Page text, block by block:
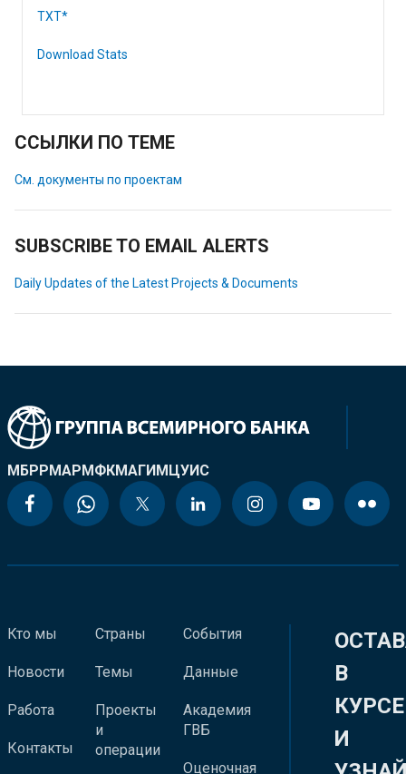
TXT*
Download Stats
ССЫЛКИ ПО ТЕМЕ
См. документы по проектам
SUBSCRIBE TO EMAIL ALERTS
Daily Updates of the Latest Projects & Documents
МБРРМАРМФКМАГИМЦУИС
Кто мы
Новости
Работа
Контакты
Страны
Темы
Проекты
и
операции
События
Данные
Академия
ГВБ
Оценочная
В
КУРСЕ
И